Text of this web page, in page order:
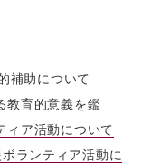
補助について
教育的意義を鑑
ィア活動について
ランティア活動に